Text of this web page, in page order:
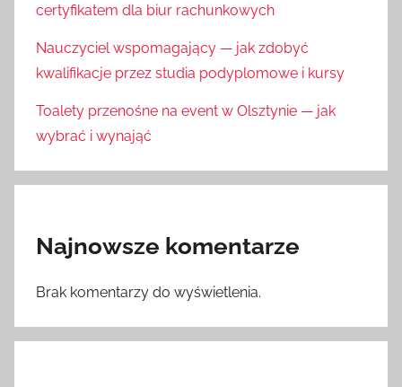
certyfikatem dla biur rachunkowych
Nauczyciel wspomagający — jak zdobyć
kwalifikacje przez studia podyplomowe i kursy
Toalety przenośne na event w Olsztynie — jak
wybrać i wynająć
Najnowsze komentarze
Brak komentarzy do wyświetlenia.